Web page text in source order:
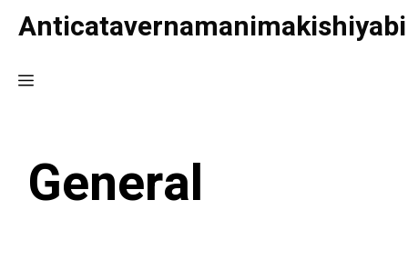
Saltar
contenido
Anticatavernamanimakishiyabi
Menú
General